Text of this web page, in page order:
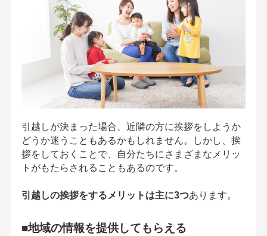
引越しが決まった場合、近隣の方に挨拶をしようか
どうか迷うこともあるかもしれません。しかし、挨
拶をしておくことで、自分たちにさまざまなメリッ
トがもたらされることもあるのです。
引越しの挨拶をするメリットは主に3つあります。
■地域の情報を提供してもらえる